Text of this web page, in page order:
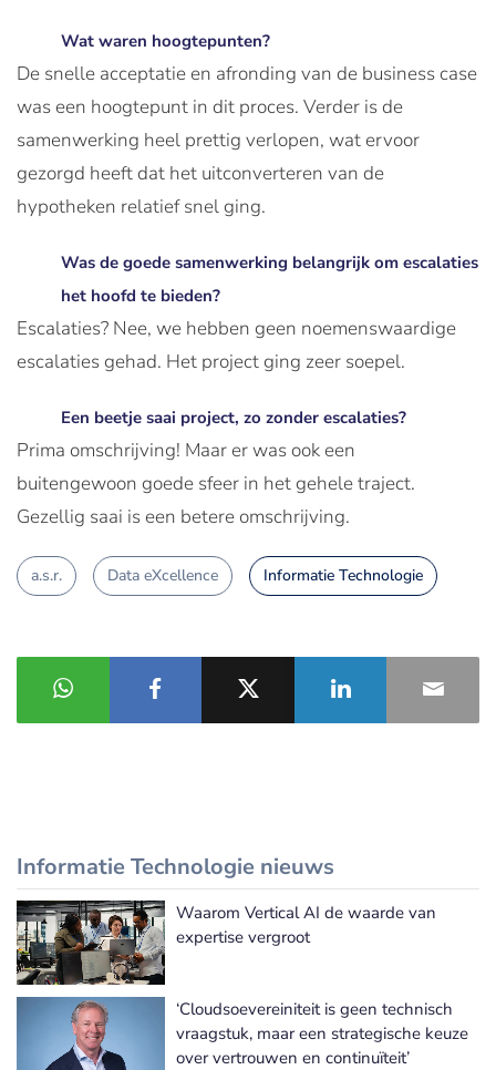
Wat waren hoogtepunten?
De snelle acceptatie en afronding van de business case
was een hoogtepunt in dit proces. Verder is de
samenwerking heel prettig verlopen, wat ervoor
gezorgd heeft dat het uitconverteren van de
hypotheken relatief snel ging.
Was de goede samenwerking belangrijk om escalaties
het hoofd te bieden?
Escalaties? Nee, we hebben geen noemenswaardige
escalaties gehad. Het project ging zeer soepel.
Een beetje saai project, zo zonder escalaties?
Prima omschrijving! Maar er was ook een
buitengewoon goede sfeer in het gehele traject.
Gezellig saai is een betere omschrijving.
a.s.r. Data eXcellence Informatie Technologie
Informatie Technologie nieuws
Meer Informatie Technologie nieuws
Waarom Vertical AI de waarde van
expertise vergroot
‘Cloudsoevereiniteit is geen technisch
vraagstuk, maar een strategische keuze
over vertrouwen en continuïteit’